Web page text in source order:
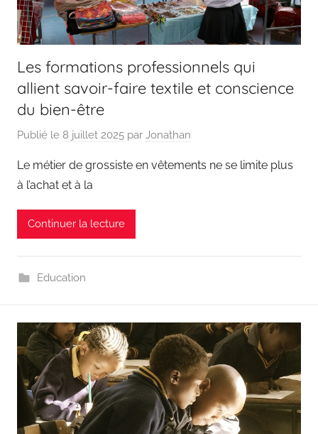
Les formations professionnels qui
allient savoir-faire textile et conscience
du bien-être
Publié le 8 juillet 2025 par Jonathan
Le métier de grossiste en vêtements ne se limite plus
à l’achat et à la
Continuer la lecture
Education